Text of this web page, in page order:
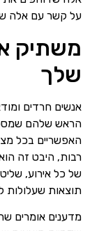
על קשר עם אלה
משתיק
שלך
אנשים חרדים
הראש שלהם
האפשריים בכל
רבות, היבט זה
של ​​כל אירוע,
תוצאות שעלולות
מדענים אומרים